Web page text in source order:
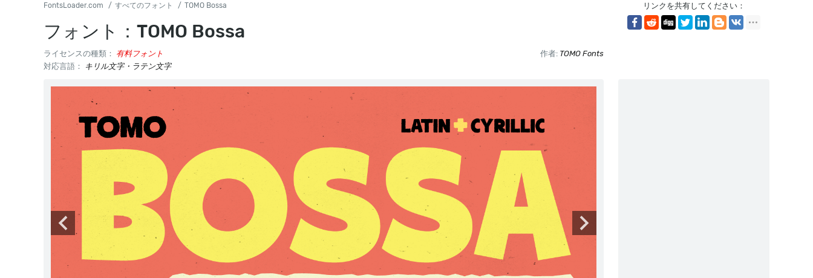
FontsLoader.com すべてのフォント TOMO Bossa
フォント：TOMO Bossa
ライセンスの種類： 有料フォント 作者: TOMO Fonts
対応言語：
キリル文字・ラテン文字
リンクを共有してください：